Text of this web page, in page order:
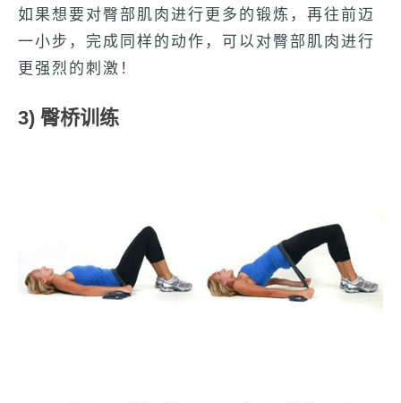
如果想要对臀部肌肉进行更多的锻炼，再往前迈
一小步，完成同样的动作，可以对臀部肌肉进行
更强烈的刺激！
3) 臀桥训练